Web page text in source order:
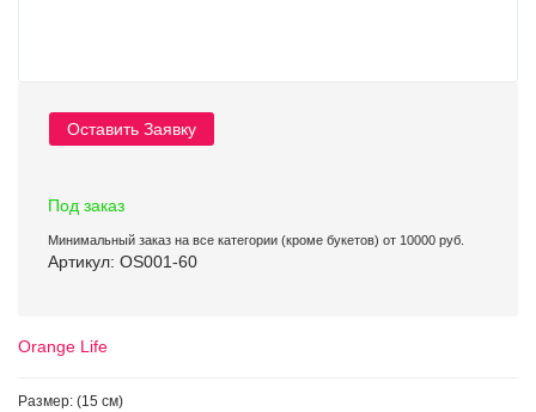
Оставить Заявку
Под заказ
Минимальный заказ на все категории (кроме букетов) от 10000 руб.
Артикул: OS001-60
Orange Life
Размер: (15 см)